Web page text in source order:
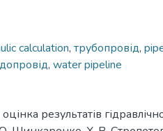
calculation, трубопровід,
, water pipeline
результатів